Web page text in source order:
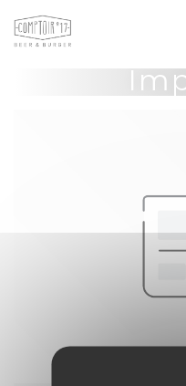
Painel de Gerenciamento